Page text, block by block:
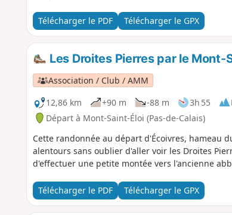
Première Guerre Mondiale. Après avoir longé la
Ranchicourt, où vous pourrez admirer un ancien
Télécharger le PDF Télécharger le GPX
Les Droites Pierres par le Mont-
Association / Club / AMM
12,86 km
+90 m -88 m 3h 55
Départ à Mont-Saint-Éloi (Pas-de-Calais)
Cette randonnée au départ d'Écoivres, hameau
alentours sans oublier d'aller voir les Droites
d'effectuer une petite montée vers l'ancienne
Télécharger le PDF Télécharger le GPX